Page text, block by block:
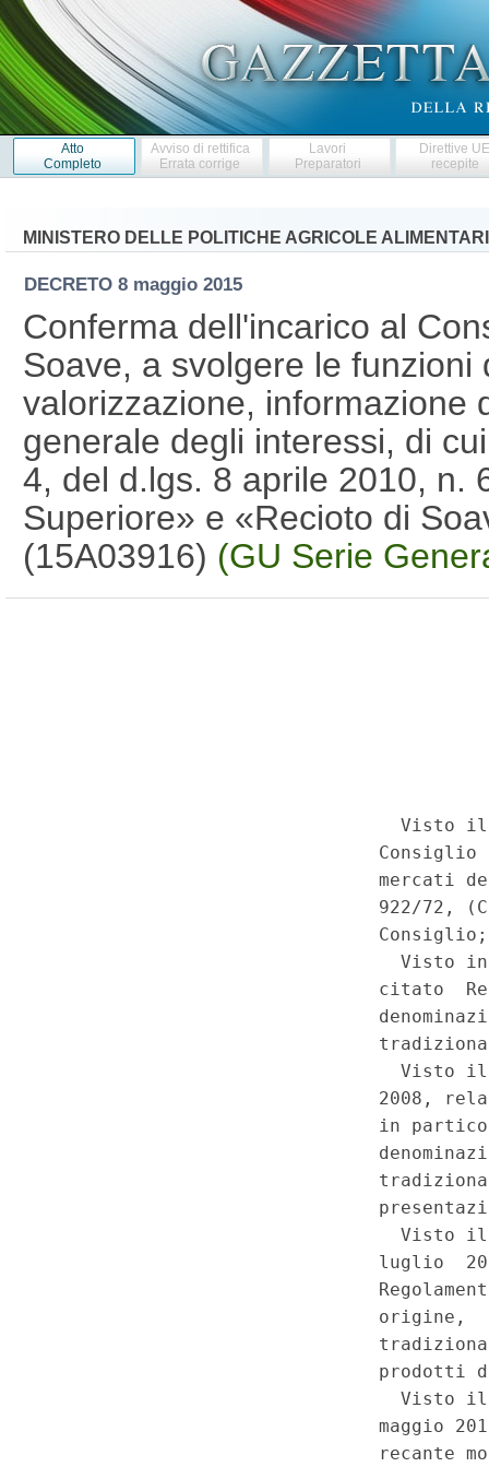
Atto
Completo
Avviso di rettifica
Errata corrige
Lavori
Preparatori
Direttive
recepite
MINISTERO DELLE POLITICHE AGRICOLE
DECRETO 8 maggio 2015
Conferma dell'incarico al
Soave, a svolgere le funzioni
valorizzazione, informazione
generale degli interessi, di
4, del d.lgs. 8 aprile 2010, n.
Superiore» e «Recioto di
(15A03916) (GU Serie